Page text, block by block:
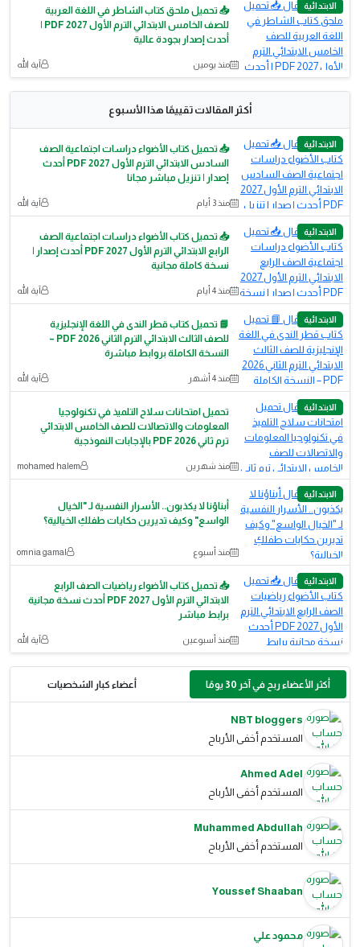
الابتدائية
📥 تحميل ملحق كتاب الشاطر في اللغة العربية
أحدث إصدار بجودة عالية
منذ يومين آية الله
أكثر المقالات تقييمًا هذا الأسبوع
الابتدائية
📥 تحميل كتاب الأضواء دراسات اجتماعية الصف
السادس الابتدائي الترم الأول 2027 PDF أحدث
إصدار | تنزيل مباشر مجانا
منذ 3 أيام آية الله
الابتدائية
📥 تحميل كتاب الأضواء دراسات اجتماعية الصف
الرابع الابتدائي الترم الأول 2027 PDF أحدث إصدار |
نسخة كاملة مجانية
منذ 4 أيام آية الله
الابتدائية
📘 تحميل كتاب قطر الندى في اللغة الإنجليزية
للصف الثالث الابتدائي الترم الثاني 2026 PDF –
النسخة الكاملة بروابط مباشرة
منذ 4 أشهر آية الله
الابتدائية
تحميل امتحانات سلاح التلميذ في تكنولوجيا
المعلومات والاتصالات للصف الخامس الابتدائي
ترم ثاني 2026 PDF بالإجابات النموذجية
منذ شهرين mohamed halem
الابتدائية
أبناؤنا لا يكذبون.. الأسرار النفسية لـ "الخيال
الواسع" وكيف تديرين حكايات طفلكِ الخيالية؟
منذ أسبوع omnia gamal
الابتدائية
📥 تحميل كتاب الأضواء رياضيات الصف الرابع
الابتدائي الترم الأول 2027 PDF أحدث نسخة مجانية
برابط مباشر
منذ أسبوعين آية الله
أكثر الأعضاء ربح في آخر 30 يومًا أعضاء كبار الشخصيات
NBT bloggers
المستخدم أخفى الأرباح
Ahmed Adel
المستخدم أخفى الأرباح
Muhammed Abdullah
المستخدم أخفى الأرباح
Youssef Shaaban
محمود علي